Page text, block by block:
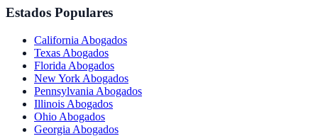
Estados Populares
California Abogados
Texas Abogados
Florida Abogados
New York Abogados
Pennsylvania Abogados
Illinois Abogados
Ohio Abogados
Georgia Abogados